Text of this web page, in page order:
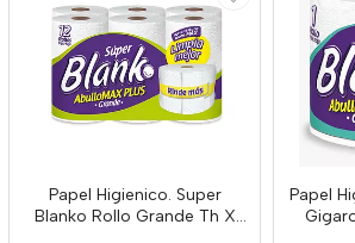
Papel Higienico. Super
Blanko Rollo Grande Th X
Papel